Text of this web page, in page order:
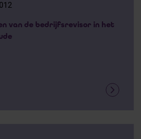
van de bedrijfsrevisor in het